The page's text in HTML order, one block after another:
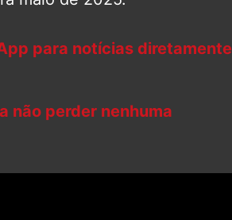
para notícias diretamente
não perder nenhuma